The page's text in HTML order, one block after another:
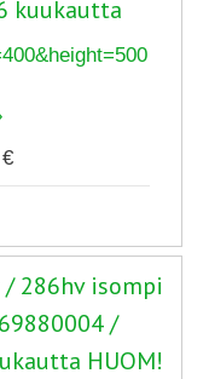
kuukautta
/ 286hv isompi
/
HUOM!